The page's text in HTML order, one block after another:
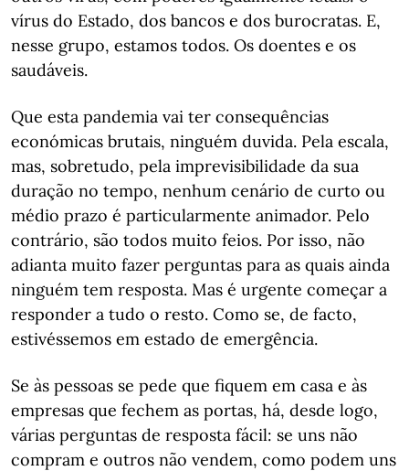
vírus do Estado, dos bancos e dos burocratas. E,
nesse grupo, estamos todos. Os doentes e os
saudáveis.
Que esta pandemia vai ter consequências
económicas brutais, ninguém duvida. Pela escala,
mas, sobretudo, pela imprevisibilidade da sua
duração no tempo, nenhum cenário de curto ou
médio prazo é particularmente animador. Pelo
contrário, são todos muito feios. Por isso, não
adianta muito fazer perguntas para as quais ainda
ninguém tem resposta. Mas é urgente começar a
responder a tudo o resto. Como se, de facto,
estivéssemos em estado de emergência.
Se às pessoas se pede que fiquem em casa e às
empresas que fechem as portas, há, desde logo,
várias perguntas de resposta fácil: se uns não
compram e outros não vendem, como podem uns